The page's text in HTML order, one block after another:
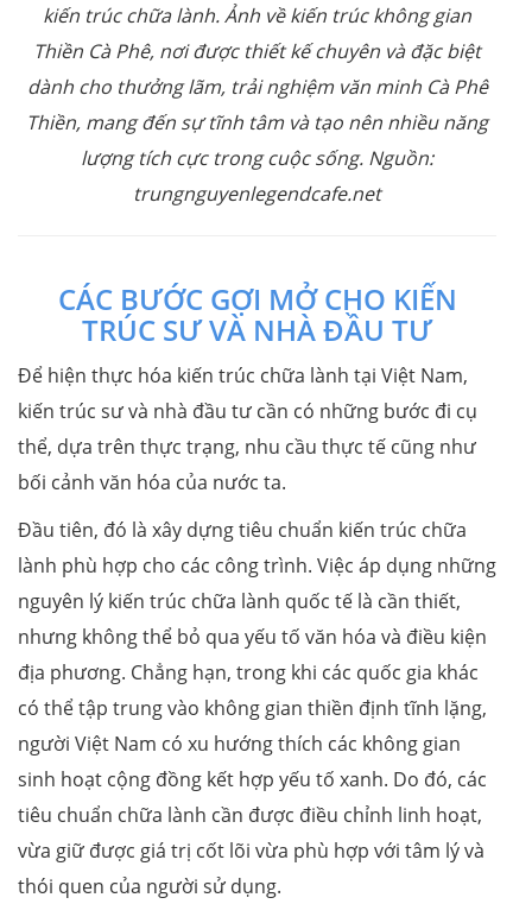
kiến trúc chữa lành. Ảnh về kiến trúc không gian
Thiền Cà Phê, nơi được thiết kế chuyên và đặc biệt
dành cho thưởng lãm, trải nghiệm văn minh Cà Phê
Thiền, mang đến sự tĩnh tâm và tạo nên nhiều năng
lượng tích cực trong cuộc sống. Nguồn:
trungnguyenlegendcafe.net
CÁC BƯỚC GỢI MỞ CHO KIẾN
TRÚC SƯ VÀ NHÀ ĐẦU TƯ
Để hiện thực hóa kiến trúc chữa lành tại Việt Nam,
kiến trúc sư và nhà đầu tư cần có những bước đi cụ
thể, dựa trên thực trạng, nhu cầu thực tế cũng như
bối cảnh văn hóa của nước ta.
Đầu tiên, đó là xây dựng tiêu chuẩn kiến trúc chữa
lành phù hợp cho các công trình. Việc áp dụng những
nguyên lý kiến trúc chữa lành quốc tế là cần thiết,
nhưng không thể bỏ qua yếu tố văn hóa và điều kiện
địa phương. Chẳng hạn, trong khi các quốc gia khác
có thể tập trung vào không gian thiền định tĩnh lặng,
người Việt Nam có xu hướng thích các không gian
sinh hoạt cộng đồng kết hợp yếu tố xanh. Do đó, các
tiêu chuẩn chữa lành cần được điều chỉnh linh hoạt,
vừa giữ được giá trị cốt lõi vừa phù hợp với tâm lý và
thói quen của người sử dụng.